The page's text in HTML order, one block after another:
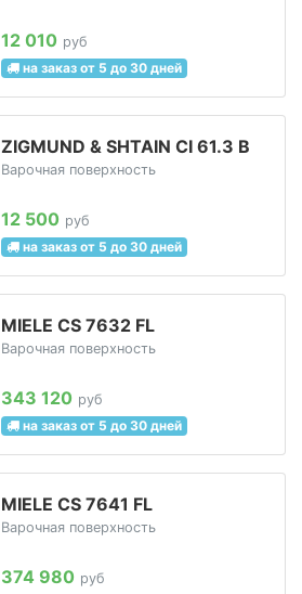
12 010 руб
на заказ от 5 до 30 дней
ZIGMUND & SHTAIN CI 61.3 B
Варочная поверхность
12 500 руб
на заказ от 5 до 30 дней
MIELE CS 7632 FL
Варочная поверхность
343 120 руб
на заказ от 5 до 30 дней
MIELE CS 7641 FL
Варочная поверхность
374 980 руб